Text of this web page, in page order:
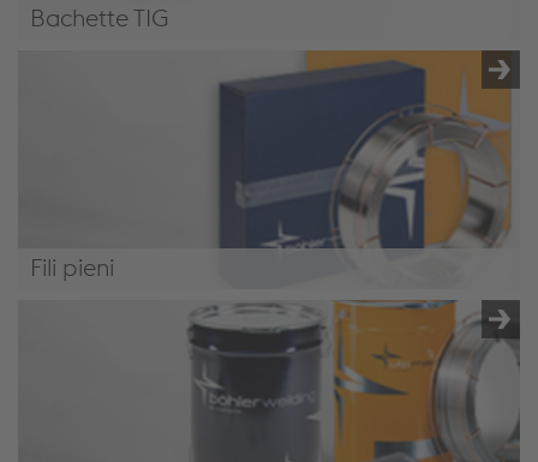
Bachette TIG
Fili pieni